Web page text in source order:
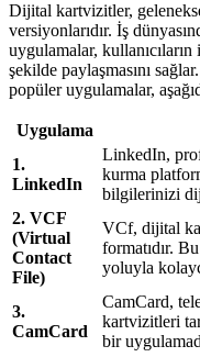
Dijital kartvizitler,
versiyonlarıdır. İş
uygulamalar,
şekilde paylaşmasını
popüler uygulamalar,
Uygulama
1.
LinkedIn
LinkedIn,
kurma
bilgilerinizi
2. VCF
(Virtual
Contact
File)
VCf, dijital
formatıdır.
yoluyla
3.
CamCard
CamCard,
kartvizitleri
bir